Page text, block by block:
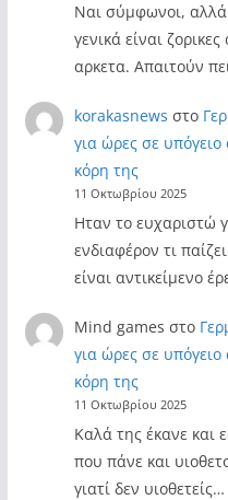
Ναι σύμφωνοι, αλλά
γενικά είναι
αρκετα. Απαιτούν
korakasnews στο
για ώρες σε
κόρη της
11 Οκτωβρίου 2025
Ηταν το ευχαριστώ
ενδιαφέρον τι
είναι αντικείμενο
Mind games στο
για ώρες σε
κόρη της
11 Οκτωβρίου 2025
Καλά της έκανε και
που πάνε και
γιατί δεν υιοθετείς…